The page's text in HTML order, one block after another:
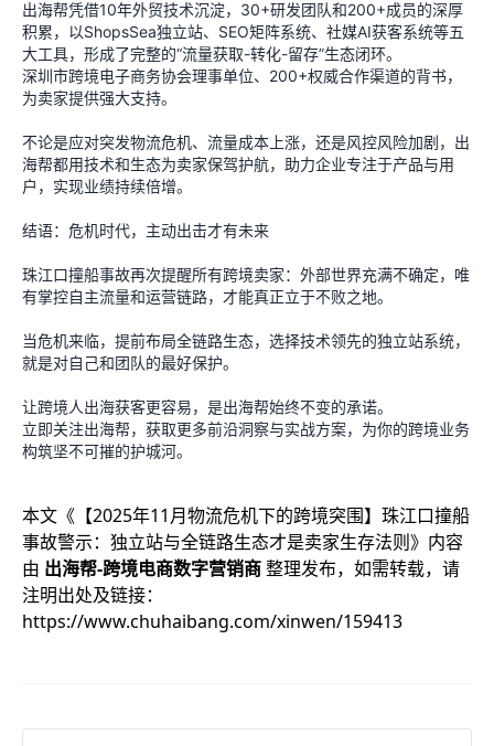
出海帮凭借10年外贸技术沉淀，30+研发团队和200+成员的深厚
积累，以ShopsSea独立站、SEO矩阵系统、社媒AI获客系统等五
大工具，形成了完整的“流量获取-转化-留存”生态闭环。
深圳市跨境电子商务协会理事单位、200+权威合作渠道的背书，
为卖家提供强大支持。
不论是应对突发物流危机、流量成本上涨，还是风控风险加剧，出
海帮都用技术和生态为卖家保驾护航，助力企业专注于产品与用
户，实现业绩持续倍增。
结语：危机时代，主动出击才有未来
珠江口撞船事故再次提醒所有跨境卖家：外部世界充满不确定，唯
有掌控自主流量和运营链路，才能真正立于不败之地。
当危机来临，提前布局全链路生态，选择技术领先的独立站系统，
就是对自己和团队的最好保护。
让跨境人出海获客更容易，是出海帮始终不变的承诺。
立即关注出海帮，获取更多前沿洞察与实战方案，为你的跨境业务
构筑坚不可摧的护城河。
本文《 【2025年11月物流危机下的跨境突围】珠江口撞船
事故警示：独立站与全链路生态才是卖家生存法则》内容
由 出海帮-跨境电商数字营销商整理发布，如需转载，请
注明出处及链接：
https://www.chuhaibang.com/xinwen/159413